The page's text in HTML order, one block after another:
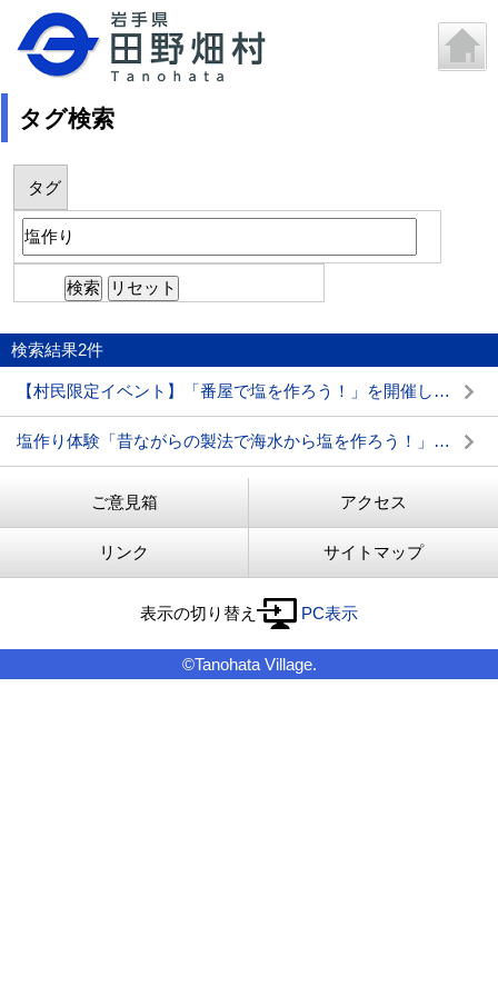
タグ検索
タグ
検索結果2件
【村民限定イベント】「番屋で塩を作ろう！」を開催します
塩作り体験「昔ながらの製法で海水から塩を作ろう！」を開催します
ご意見箱 アクセス
リンク サイトマップ
表示の切り替え PC表示
©Tanohata Village.